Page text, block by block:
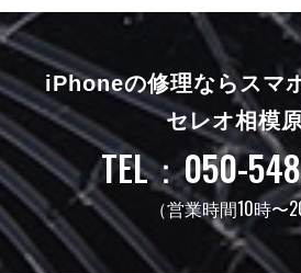
iPhoneの修理ならスマ
セレオ相模
TEL：050-
（営業時間10時〜